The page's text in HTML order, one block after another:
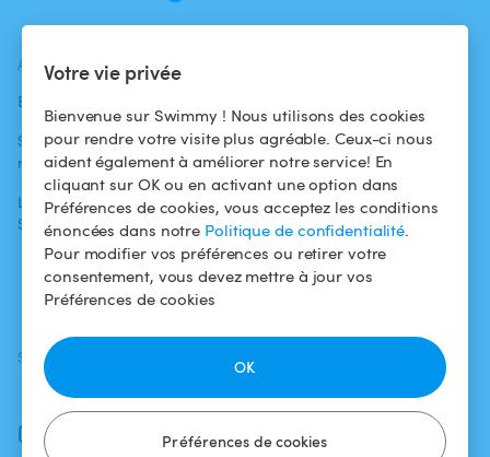
Votre vie privée
Bienvenue sur Swimmy ! Nous utilisons des cookies
pour rendre votre visite plus agréable. Ceux-ci nous
aident également à améliorer notre service! En
cliquant sur OK ou en activant une option dans
Préférences de cookies, vous acceptez les conditions
énoncées dans notre Politique de confidentialité.
Pour modifier vos préférences ou retirer votre
consentement, vous devez mettre à jour vos
Préférences de cookies
Préférences de cookies
OK
ACTUALITÉS
Blog
Swimmy dans les
médias
L'aventure
Swimmy
baigneurs
Pour les
propriétaires
Louer ma piscine
Comment ça
marche ?
Conditions
d'utilisation
Politique de
confidentialité
Mentions légales
SUIVEZ-NOUS
Facebook
Instagram